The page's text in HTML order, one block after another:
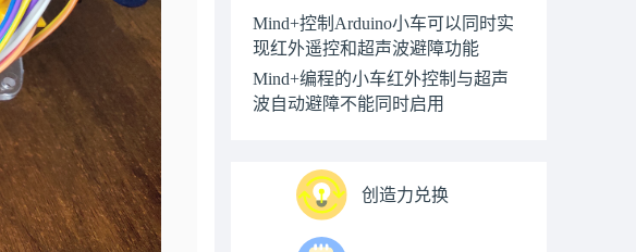
Mind+控制Arduino小车可以同时实
现红外遥控和超声波避障功能
Mind+编程的小车红外控制与超声
波自动避障不能同时启用
创造力兑换